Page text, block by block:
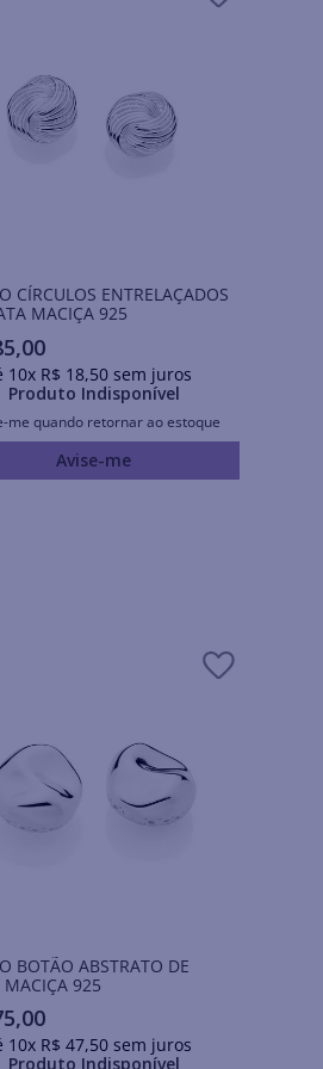
CÍRCULOS ENTRELAÇADOS
MACIÇA 925
,00
10x R$ 18,50sem juros
Produto Indisponível
me quando retornar ao estoque
Avise-me
BOTÃO ABSTRATO DE
MACIÇA 925
,00
10x R$ 47,50sem juros
Produto Indisponível